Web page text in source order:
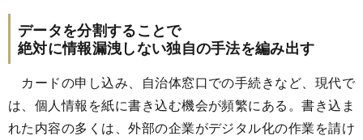
データを分割することで
絶対に情報漏洩しない独自の手法を編み出す
カードの申し込み、自治体窓口での手続きなど、現代で
は、個人情報を紙に書き込む機会が頻繁にある。書き込ま
れた内容の多くは、外部の企業がデジタル化の作業を請け